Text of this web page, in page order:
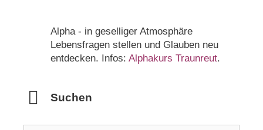
Alpha - in geselliger Atmosphäre
Lebensfragen stellen und Glauben neu
entdecken. Infos: Alphakurs Traunreut.
Suchen